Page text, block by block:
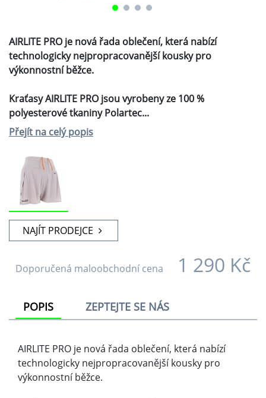
AIRLITE PRO je nová řada oblečení, která nabízí
technologicky nejpropracovanější kousky pro
výkonnostní běžce.
Kraťasy AIRLITE PRO jsou vyrobeny ze 100 %
polyesterové tkaniny Polartec...
Přejít na celý popis
NAJÍT PRODEJCE
Doporučená maloobchodní cena 1 290 Kč
POPIS ZEPTEJTE SE NÁS
AIRLITE PRO je nová řada oblečení, která nabízí
technologicky nejpropracovanější kousky pro
výkonnostní běžce.